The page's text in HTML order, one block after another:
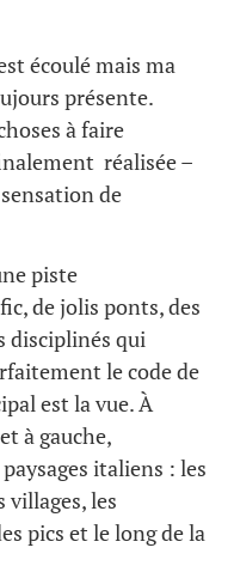
écoulé mais ma
présente.
à faire
réalisée –
de
piste
de jolis ponts, des
disciplinés qui
le code de
est la vue. À
à gauche,
italiens : les
villages, les
pics et le long de la